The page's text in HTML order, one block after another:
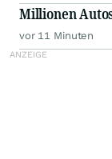
Millionen
vor 11 Minuten